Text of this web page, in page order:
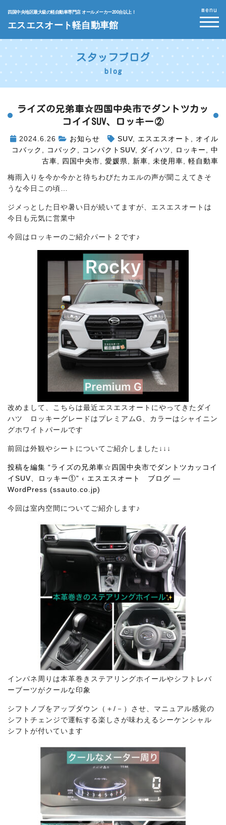
四国中央地区最大級の軽自動車専門店 オールメーカー200台以上！
エスエスオート軽自動車館
menu
スタッフブログ
blog
ライズの兄弟車☆四国中央市でダントツカッ
コイイSUV、ロッキー②
2024.6.26 お知らせ SUV, エスエスオート
オイル
コバック
コバック コンパクトSUV, ダイハツ ロッキー
中
古車
四国中央市 愛媛県 新車 未使用車
軽自動車
梅雨入りを今か今かと待ちわびたカエルの声が聞こえてきそ
うな今日この頃…
ジメっとした日や暑い日が続いてますが、エスエスオートは
今日も元気に営業中
今回はロッキーのご紹介パート２です♪
改めまして、こちらは最近エスエスオートにやってきたダイ
ハツ ロッキーグレードはプレミアムG、カラーはシャイニン
グホワイトパールです
前回は外観やシートについてご紹介しました ↓↓↓
投稿を編集 “ライズの兄弟車☆四国中央市でダントツカッコイ
イSUV、ロッキー①” ‹ エスエスオート ブログ —
WordPress (ssauto.co.jp)
今回は室内空間についてご紹介します♪
インパネ周りは本革巻きステアリングホイールやシフトレバ
ーブーツがクールな印象
シフトノブをアップダウン（＋/－）させ、マニュアル感覚の
シフトチェンジで運転する楽しさが味わえるシーケンシャル
シフトが付いています